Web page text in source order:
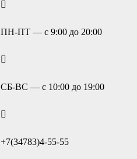
ПН-ПТ — с 9:00 до 20:00
СБ-ВС — с 10:00 до 19:00
+7(34783)4-55-55